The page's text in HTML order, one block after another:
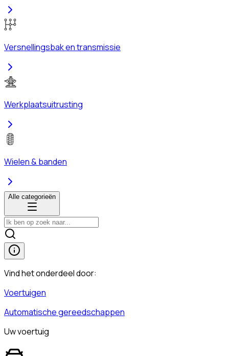
Versnellingsbak en transmissie
Werkplaatsuitrusting
Wielen & banden
Alle categorieën
Vind het onderdeel door:
Voertuigen
Automatische gereedschappen
Uw voertuig